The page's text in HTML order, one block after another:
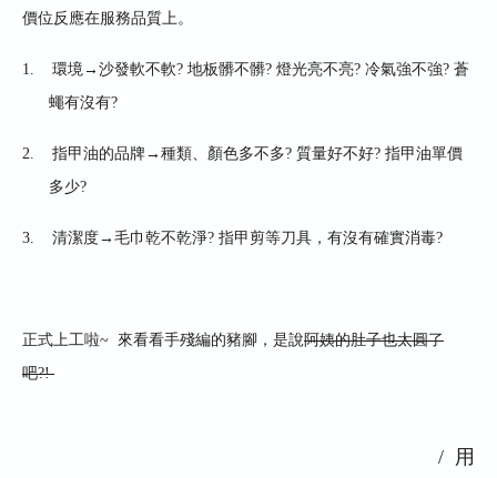
價位反應在服務品質上。
1. 環境→ 沙發軟不軟? 地板髒不髒? 燈光亮不亮? 冷氣強不強? 蒼
蠅有沒有?
2. 指甲油的品牌→ 種類、 顏色多不多? 質量好不好? 指甲油單價
多少?
3. 清潔度→ 毛巾乾不乾淨? 指甲剪等刀具 ， 有沒有確實消毒?
正式上工啦~ 來看看手殘編的豬腳 ，是說阿姨的肚子也太圓了
吧?!
/ 用